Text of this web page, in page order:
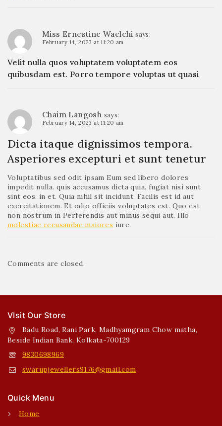
Miss Ernestine Waelchi says:
February 14, 2023 at 11:20 am
Velit nulla quos voluptatem voluptatem eos
quibusdam est. Porro tempore voluptas ut quasi
Chaim Langosh says:
February 14, 2023 at 11:20 am
Dicta itaque dignissimos tempora.
Asperiores excepturi et sunt tenetur
Voluptatibus sed odit ipsam Eum sed libero dolores
impedit nulla. quis accusamus dicta quia. fugiat nisi sunt
sint eos. in et. Quia nihil sit incidunt. Facilis est id aut
exercitationem. Et odio officiis voluptates est. Quo est
non nostrum in Perferendis aut minus sequi aut. Illo
molestiae recusandae maiores iure.
Comments are closed.
VIsit Our Store
Badu Road, Rani Park, Madhyamgram Chow matha,
Beside Indian Bank, Kolkata-700129
9830698969
swarupjewellers9176@gmail.com
Quick Menu
Home